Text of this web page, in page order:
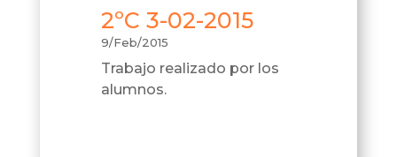
2ºC 3-02-2015
9/Feb/2015
Trabajo realizado por los
alumnos.